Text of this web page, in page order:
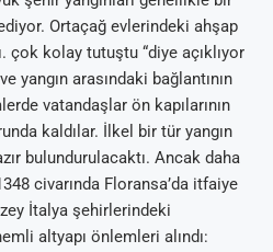
Ortaçağ evlerindeki ahşap
çok kolay tutuştu “diye açıklıyor
yangın arasındaki bağlantının
vatandaşlar ön kapılarının
kaldılar. İlkel bir tür yangın
bulundurulacaktı. Ancak daha
civarında Floransa’da itfaiye
İtalya şehirlerindeki
altyapı önlemleri alındı: